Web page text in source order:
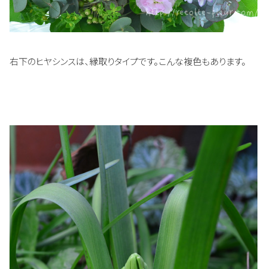
右下のヒヤシンスは、縁取りタイプです。こんな複色もあります。